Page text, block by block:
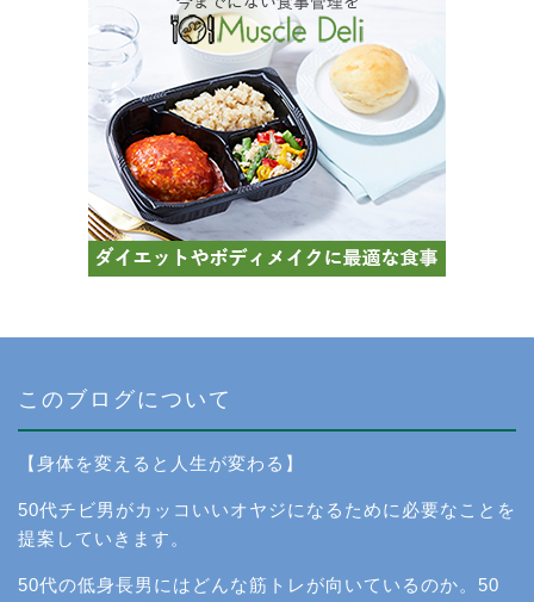
このブログについて
【身体を変えると人生が変わる】
50代チビ男がカッコいいオヤジになるために必要なことを
提案していきます。
50代の低身長男にはどんな筋トレが向いているのか。50